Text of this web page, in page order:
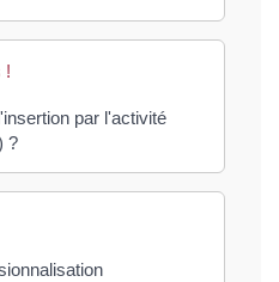
!
par l'activité
?